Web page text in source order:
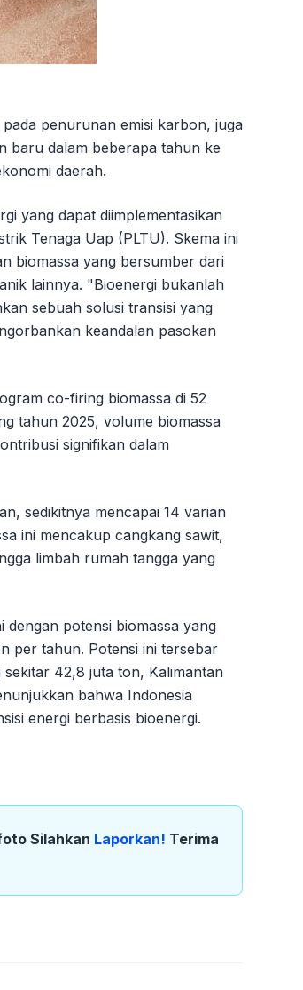
penurunan emisi karbon, juga
baru dalam beberapa tahun ke
daerah.
yang dapat diimplementasikan
Tenaga Uap (PLTU). Skema ini
biomassa yang bersumber dari
lainnya. "Bioenergi bukanlah
sebuah solusi transisi yang
keandalan pasokan
co-firing biomassa di 52
tahun 2025, volume biomassa
signifikan dalam
sedikitnya mencapai 14 varian
ini mencakup cangkang sawit,
limbah rumah tangga yang
potensi biomassa yang
per tahun. Potensi ini tersebar
42,8 juta ton, Kalimantan
bahwa Indonesia
energi berbasis bioenergi.
Silahkan Laporkan! Terima